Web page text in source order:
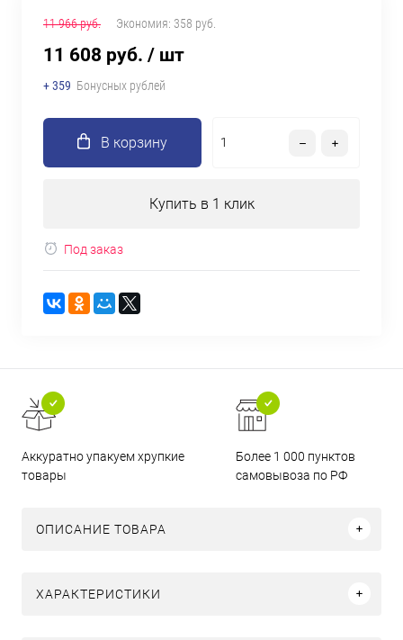
11 966 руб. Экономия: 358 руб.
11 608 руб. / шт
+ 359 Бонусных рублей
В корзину
Купить в 1 клик
Под заказ
Аккуратно упакуем хрупкие
товары
Более 1 000 пунктов
самовывоза по РФ
ОПИСАНИЕ ТОВАРА
ХАРАКТЕРИСТИКИ